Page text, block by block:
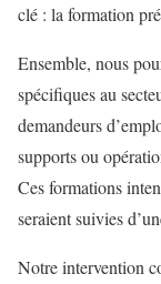
clé : la formation
Ensemble, nous
spécifiques au
demandeurs
supports ou
Ces formations
seraient suivies
Notre intervention